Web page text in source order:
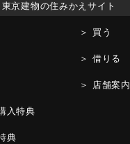
東京建物の住みかえサイト
＞ 買う
＞ 借りる
＞ 店舗案内
入特典
典